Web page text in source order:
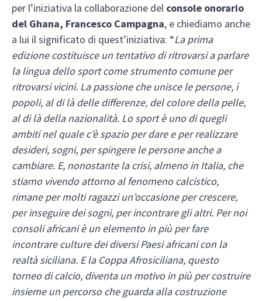
per l’iniziativa la collaborazione del console onorario
del Ghana, Francesco Campagna, e chiediamo anche
a lui il significato di quest’iniziativa: “La prima
edizione costituisce un tentativo di ritrovarsi a parlare
la lingua dello sport come strumento comune per
ritrovarsi vicini. La passione che unisce le persone, i
popoli, al di là delle differenze, del colore della pelle,
al di là della nazionalità. Lo sport è uno di quegli
ambiti nel quale c’è spazio per dare e per realizzare
desideri, sogni, per spingere le persone anche a
cambiare. E, nonostante la crisi, almeno in Italia, che
stiamo vivendo attorno al fenomeno calcistico,
rimane per molti ragazzi un’occasione per crescere,
per inseguire dei sogni, per incontrare gli altri. Per noi
consoli africani è un elemento in più per fare
incontrare culture dei diversi Paesi africani con la
realtà siciliana. E la Coppa Afrosiciliana, questo
torneo di calcio, diventa un motivo in più per costruire
insieme un percorso che guarda alla costruzione